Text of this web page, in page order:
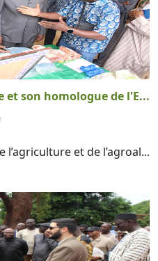
son homologue de l'E...
l’agriculture et de l’agroal...